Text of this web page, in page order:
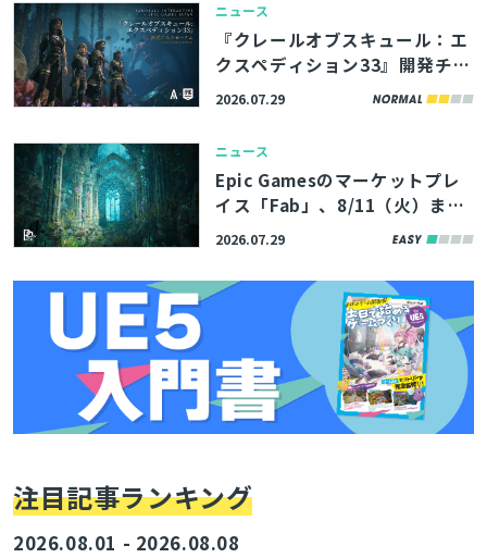
マンス最適化解説など
ニュース
『クレールオブスキュール：エ
クスペディション33』開発チー
ムの講演資料4本が公開。シー
ント
2026.07.29
ニュース
Epic Gamesのマーケットプレ
イス「Fab」、8/11（火）まで
の期間限定で無料コンテンツを
イメージした環境アセットなど
2026.07.29
注目記事ランキング
2026.08.01 - 2026.08.08
とじる
検索